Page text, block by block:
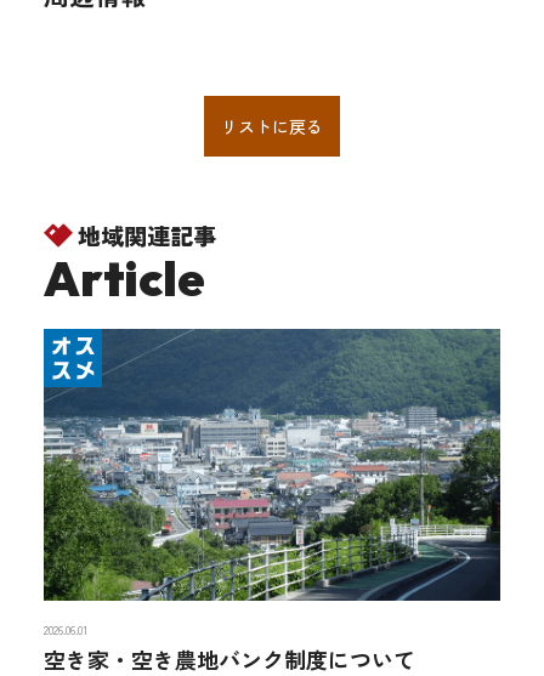
リストに戻る
地域関連記事
Article
2026.06.01
空き家・空き農地バンク制度について